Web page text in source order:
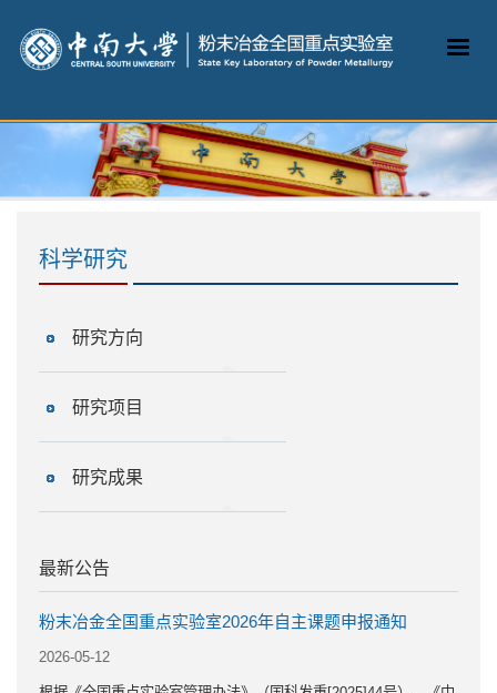
科学研究
研究方向
研究项目
研究成果
最新公告
粉末冶金全国重点实验室2026年自主课题申报通知
2026-05-12